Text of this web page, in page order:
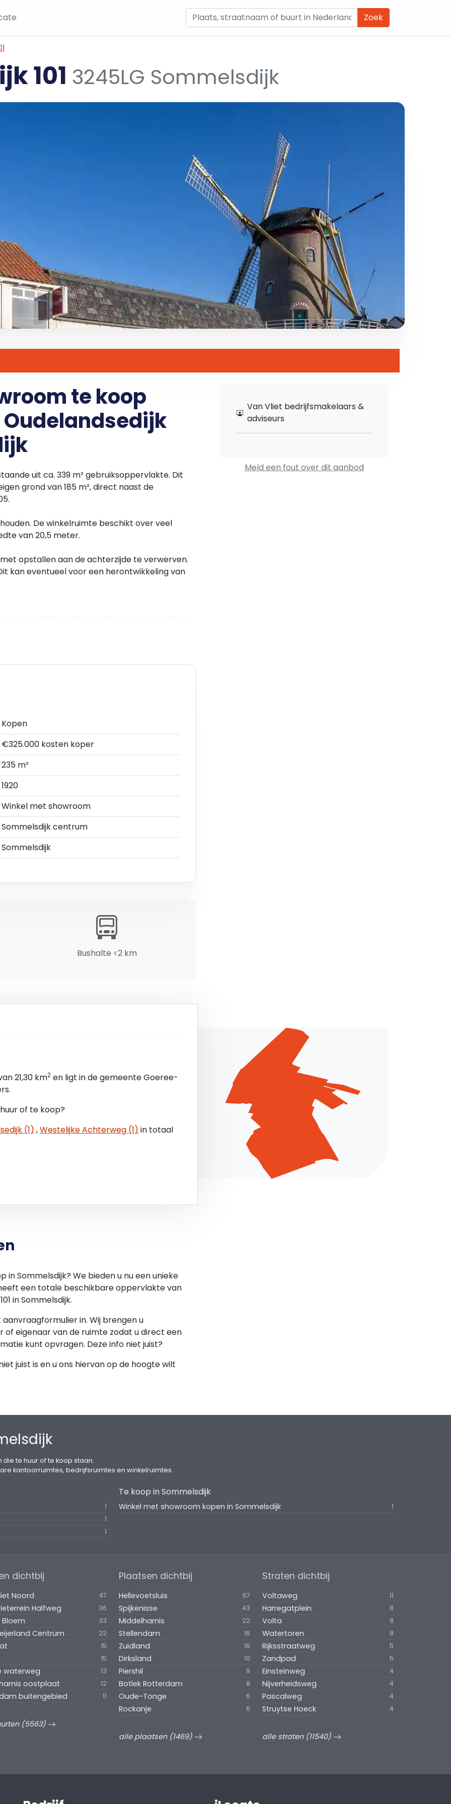
Zoek
101 3245LG Sommelsdijk
te koop
uit ca. 339 m² gebruiksoppervlakte. Dit
grond van 185 m², direct naast de
De winkelruimte beschikt over veel
van 20,5 meter.
opstallen aan de achterzijde te verwerven.
kan eventueel voor een herontwikkeling van
Roosendaal zijn zeer goed bereikbaar.
in de directe omgeving.
aangewezen gronden zijn bestemd voor
van een dwarskap met dakpannen. Gevels
voor enige onvolledigheid, onjuistheid of
Alle opgegeven maten en oppervlakten zijn
Van Vliet bedrijfsmakelaars &
adviseurs
Meld een fout over dit aanbod
Kopen
€325.000 kosten koper
235 m²
1920
Winkel met showroom
Sommelsdijk centrum
Sommelsdijk
Bushalte <2 km
21,30 km2en ligt in de gemeente Goeree-
of te koop?
(1) ,Westelijke Achterweg (1) in totaal
Sommelsdijk? We bieden u nu een unieke
een totale beschikbare oppervlakte van
in Sommelsdijk.
in. Wij brengen u
eigenaar van de ruimte zodat u direct een
kunt opvragen. Deze info niet juist?
juist is en u ons hiervan op de hoogte wilt
te huur of te koop staan.
kantoorruimtes, bedrijfsruimtes en winkelruimtes.
1
1
1
Te koop in Sommelsdijk
Winkel met showroom kopen in Sommelsdijk 1
dichtbij
Noord 47
Halfweg 36
Bloem 33
Centrum 22
15
15
waterweg 13
oostplaat 12
buitengebied 11
(5563)
Plaatsen dichtbij
Hellevoetsluis 57
Spijkenisse 43
Middelharnis 22
Stellendam 16
Zuidland 16
Dirksland 10
Piershil 9
Botlek Rotterdam 8
Oude-Tonge 6
Rockanje 6
alle plaatsen (1469)
Straten dichtbij
Voltaweg 11
Harregatplein 8
Volta 8
Watertoren 8
Rijksstraatweg 5
Zandpad 5
Einsteinweg 4
Nijverheidsweg 4
Pascalweg 4
Struytse Hoeck 4
alle straten (11540)